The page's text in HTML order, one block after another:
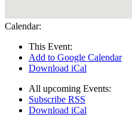
Calendar:
This Event:
Add to Google Calendar
Download iCal
All upcoming Events:
Subscribe RSS
Download iCal